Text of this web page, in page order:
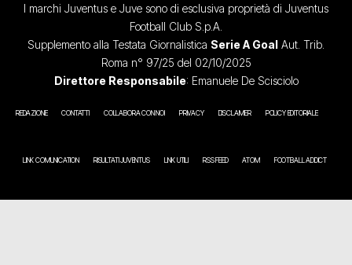
I marchi Juventus e Juve sono di esclusiva proprietà di Juventus
Football Club S.p.A.
Supplemento alla Testata Giornalistica Serie A Goal Aut. Trib.
Roma n° 97/25 del 02/10/2025
Direttore Responsabile: Emanuele De Scisciolo
REDAZIONE CONTATTI COLLABORA CON NOI PRIVACY DISCLAIMER POLICY EDITORIALE
LINK COMUNICATION RISULTATI JUVENTUS LINK UTILI RSS FEED ATOM FOOTBALL ADDICT